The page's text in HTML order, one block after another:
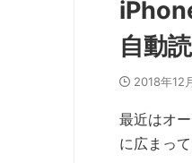
自動
2018年12
最近はオ
に広まっ